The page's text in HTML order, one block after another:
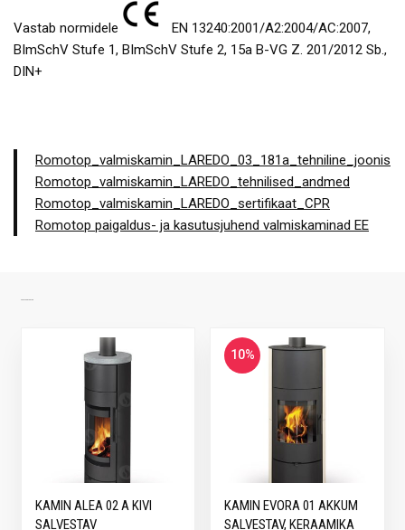
Vastab normidele
EN 13240:2001/A2:2004/AC:2007,
BImSchV Stufe 1, BImSchV Stufe 2, 15a B-VG Z. 201/2012 Sb.,
DIN+
Romotop_valmiskamin_LAREDO_03_181a_tehniline_joonis
Romotop_valmiskamin_LAREDO_tehnilised_andmed
Romotop_valmiskamin_LAREDO_sertifikaat_CPR
Romotop paigaldus- ja kasutusjuhend valmiskaminad EE
KAMIN ALEA 02 A KIVI
SALVESTAV
10%
KAMIN EVORA 01 AKKUM
SALVESTAV, KERAAMIKA